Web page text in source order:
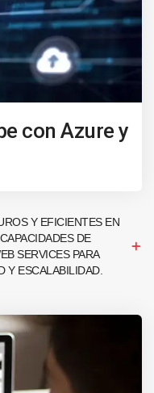
con Azure y
Y EFICIENTES EN
DE
SERVICES PARA
Y ESCALABILIDAD.